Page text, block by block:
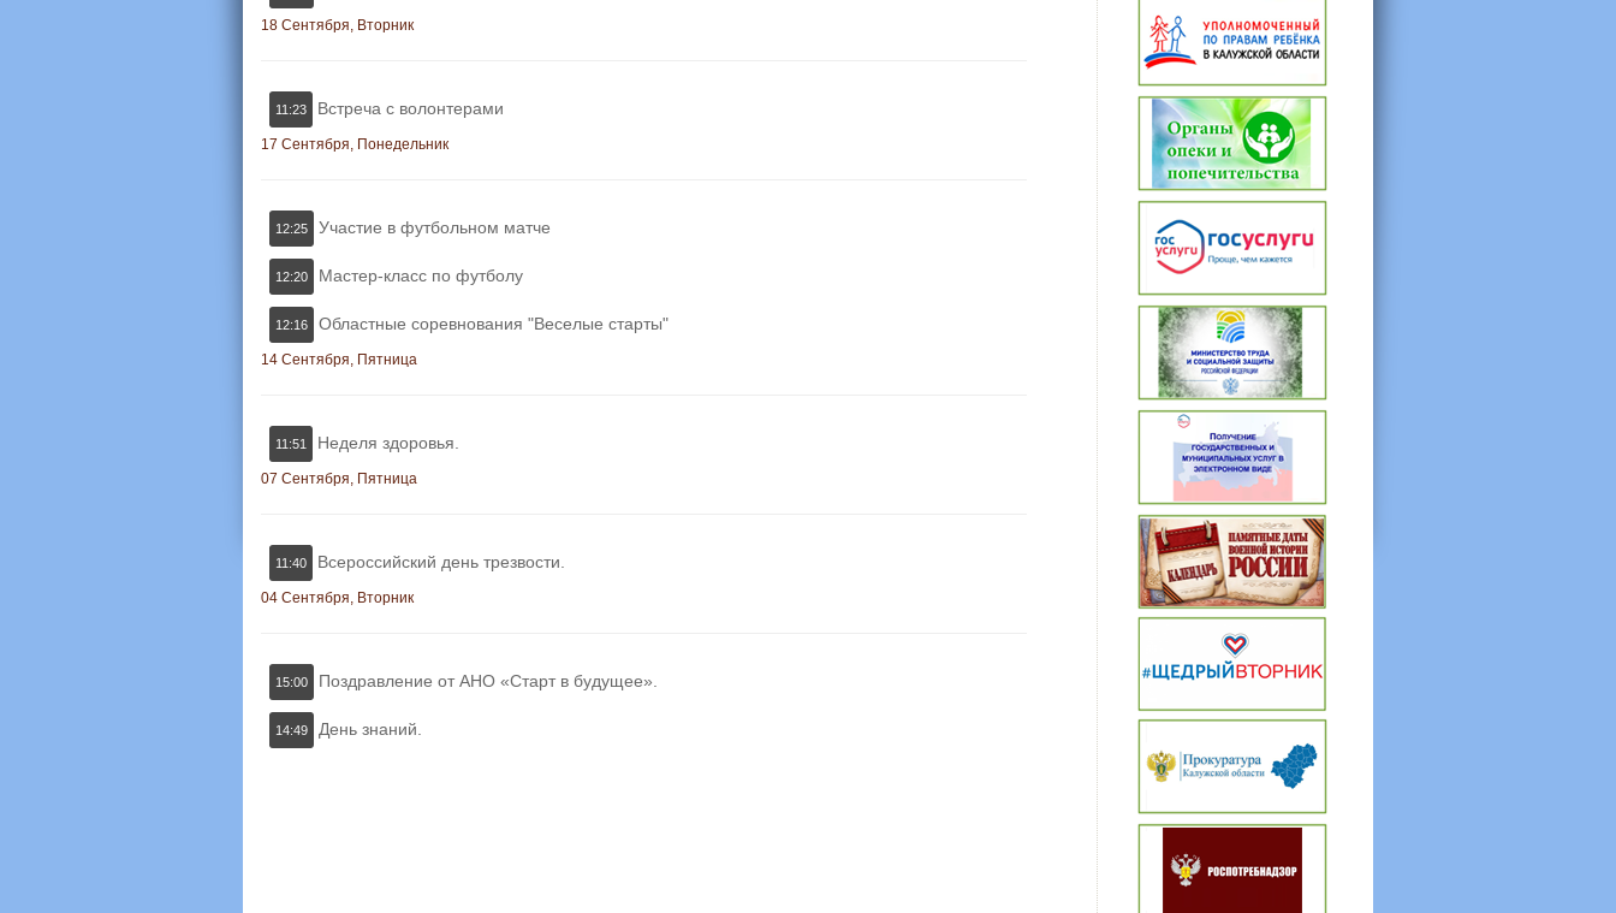
18 Сентября, Вторник
11:23 Встреча с волонтерами
17 Сентября, Понедельник
12:25 Участие в футбольном матче
12:20 Мастер-класс по футболу
12:16 Областные соревнования "Веселые старты"
14 Сентября, Пятница
11:51 Неделя здоровья.
07 Сентября, Пятница
11:40 Всероссийский день трезвости.
04 Сентября, Вторник
15:00 Поздравление от АНО «Старт в будущее».
14:49 День знаний.